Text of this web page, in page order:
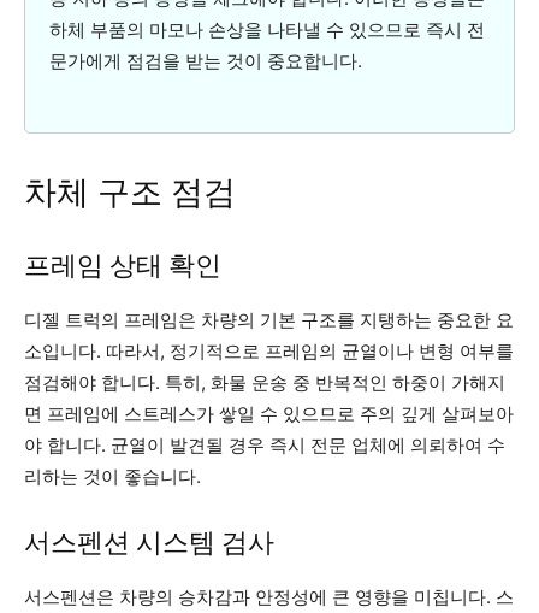
하체 부품의 마모나 손상을 나타낼 수 있으므로 즉시 전
문가에게 점검을 받는 것이 중요합니다.
차체 구조 점검
프레임 상태 확인
디젤 트럭의 프레임은 차량의 기본 구조를 지탱하는 중요한 요
소입니다. 따라서, 정기적으로 프레임의 균열이나 변형 여부를
점검해야 합니다. 특히, 화물 운송 중 반복적인 하중이 가해지
면 프레임에 스트레스가 쌓일 수 있으므로 주의 깊게 살펴보아
야 합니다. 균열이 발견될 경우 즉시 전문 업체에 의뢰하여 수
리하는 것이 좋습니다.
서스펜션 시스템 검사
서스펜션은 차량의 승차감과 안정성에 큰 영향을 미칩니다. 스